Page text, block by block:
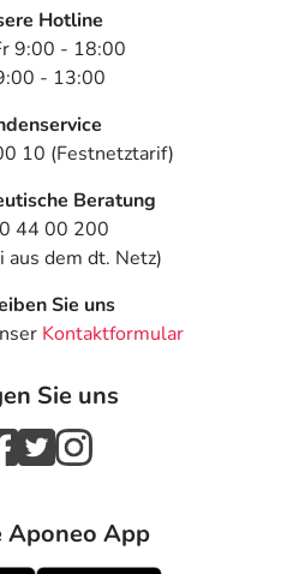
Hotline
9:00 - 18:00
- 13:00
10 (Festnetztarif)
Beratung
44 00 200
aus dem dt. Netz)
Sie uns
Kontaktformular
Sie uns
Aponeo App